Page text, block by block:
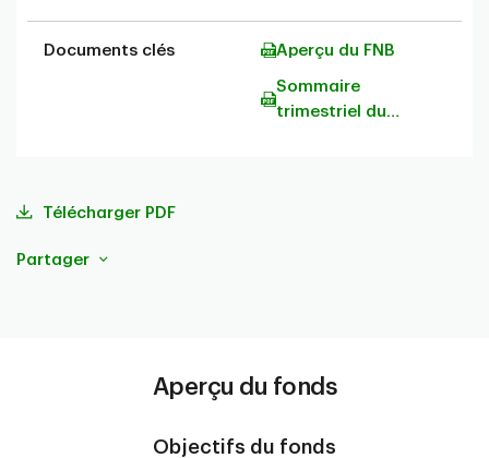
Documents clés Aperçu du FNB
Sommaire
trimestriel du
Télécharger PDF
Partager
Aperçu du fonds
Objectifs du fonds